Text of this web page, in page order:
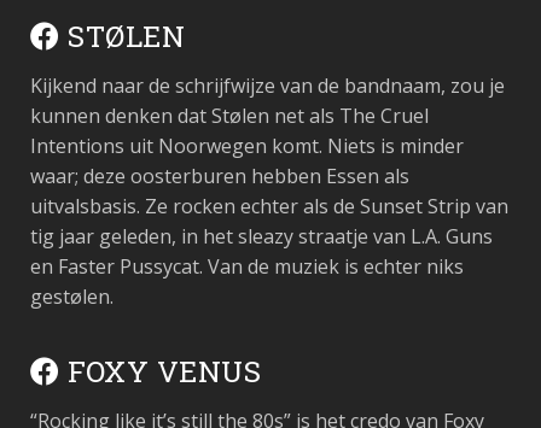
STØLEN
Kijkend naar de schrijfwijze van de bandnaam, zou je
kunnen denken dat Stølen net als The Cruel
Intentions uit Noorwegen komt. Niets is minder
waar; deze oosterburen hebben Essen als
uitvalsbasis. Ze rocken echter als de Sunset Strip van
tig jaar geleden, in het sleazy straatje van L.A. Guns
en Faster Pussycat. Van de muziek is echter niks
gestølen.
FOXY VENUS
“Rocking like it’s still the 80s” is het credo van Foxy